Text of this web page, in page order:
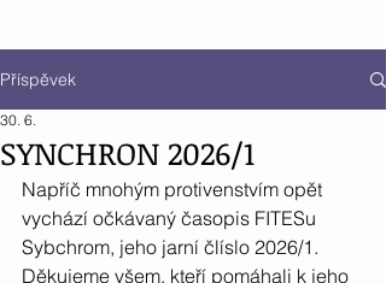
Příspěvek
SYNCHRON 2026/1
30. 6.
Napříč mnohým protivenstvím opět
vychází očkávaný časopis FITESu
Sybchrom, jeho jarní člíslo 2026/1.
Děkujeme všem, kteří pomáhali k jeho